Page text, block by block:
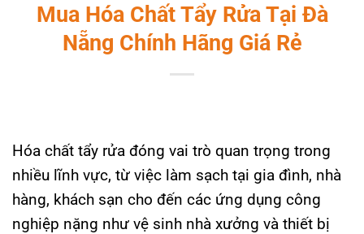
Mua Hóa Chất Tẩy Rửa Tại Đà
Nẵng Chính Hãng Giá Rẻ
Hóa chất tẩy rửa đóng vai trò quan trọng trong
nhiều lĩnh vực, từ việc làm sạch tại gia đình, nhà
hàng, khách sạn cho đến các ứng dụng công
nghiệp nặng như vệ sinh nhà xưởng và thiết bị